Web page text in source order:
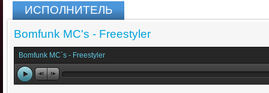
ИСПОЛНИТЕЛЬ
Bomfunk MC's - Freestyler
Bomfunk MC`s - Freestyler